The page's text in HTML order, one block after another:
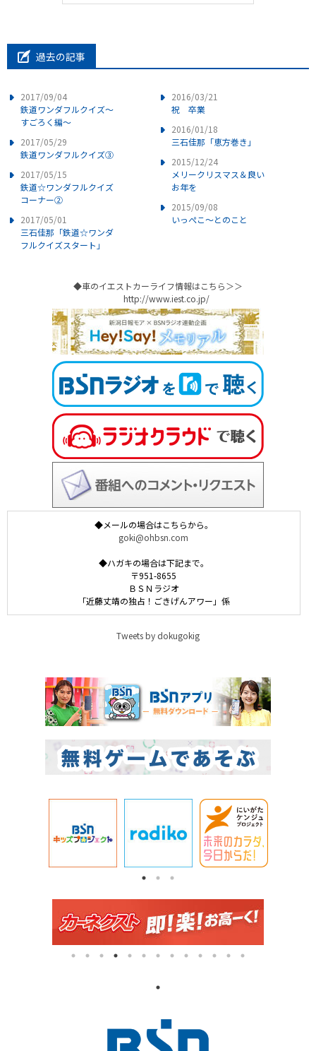
過去の記事
2017/09/04
鉄道ワンダフルクイズ～
すごろく編～
2017/05/29
鉄道ワンダフルクイズ③
2017/05/15
鉄道☆ワンダフルクイズ
コーナー②
2017/05/01
三石佳那「鉄道☆ワンダ
フルクイズスタート」
2016/03/21
祝 卒業
2016/01/18
三石佳那「恵方巻き」
2015/12/24
メリークリスマス＆良い
お年を
2015/09/08
いっぺこ～とのこと
◆車のイエストカーライフ情報はこちら＞＞
http://www.iest.co.jp/
◆メールの場合はこちらから。
goki@ohbsn.com
◆ハガキの場合は下記まで。
〒951-8655
ＢＳＮラジオ
「近藤丈靖の独占！ごきげんアワー」係
Tweets by dokugokig